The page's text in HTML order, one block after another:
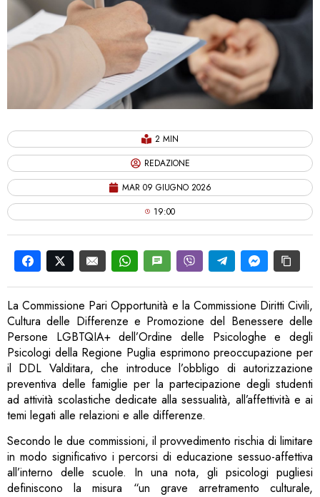
2 MIN
REDAZIONE
MAR 09 GIUGNO 2026
19:00
La Commissione Pari Opportunità e la Commissione Diritti Civili,
Cultura delle Differenze e Promozione del Benessere delle
Persone LGBTQIA+ dell’Ordine delle Psicologhe e degli
Psicologi della Regione Puglia esprimono preoccupazione per
il DDL Valditara, che introduce l’obbligo di autorizzazione
preventiva delle famiglie per la partecipazione degli studenti
ad attività scolastiche dedicate alla sessualità, all’affettività e ai
temi legati alle relazioni e alle differenze.
Secondo le due commissioni, il provvedimento rischia di limitare
in modo significativo i percorsi di educazione sessuo-affettiva
all’interno delle scuole. In una nota, gli psicologi pugliesi
definiscono la misura “un grave arretramento culturale,